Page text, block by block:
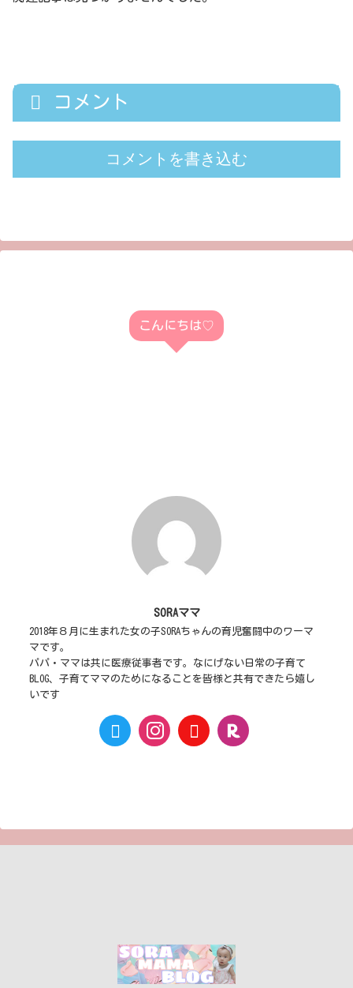
コメント
コメントを書き込む
こんにちは♡
SORAママ
2018年８月に生まれた女の子SORAちゃんの育児奮闘中のワーマ
マです。
パパ・ママは共に医療従事者です。なにげない日常の子育て
BLOG、子育てママのためになることを皆様と共有できたら嬉し
いです